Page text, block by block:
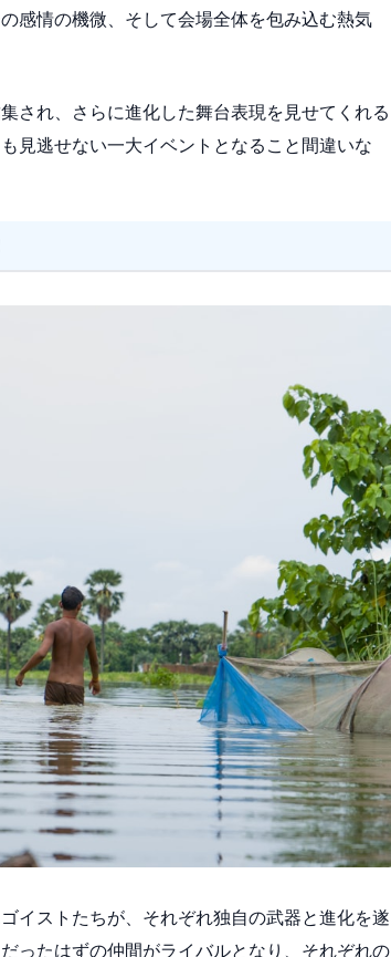
感情の機微、そして会場全体を包み込む熱気
され、さらに進化した舞台表現を見せてくれる
見逃せない一大イベントとなること間違いな
イストたちが、それぞれ独自の武器と進化を遂
ったはずの仲間がライバルとなり、それぞれの